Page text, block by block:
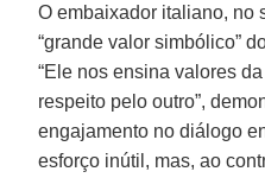
O embaixador italiano, no
“grande valor simbólico”
“Ele nos ensina valores
respeito pelo outro”,
engajamento no diálogo
esforço inútil, mas, ao